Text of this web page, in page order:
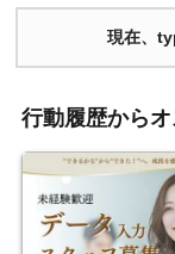
現在、
行動履歴から